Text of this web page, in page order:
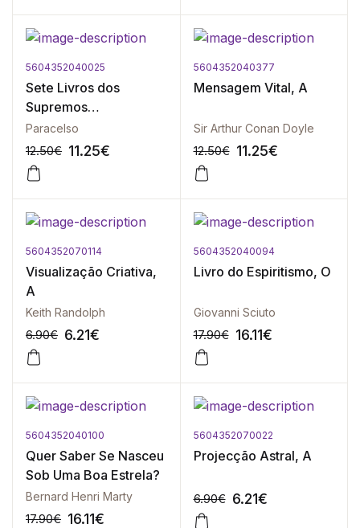
5604352040025
Sete Livros dos
Supremos
Ensinamentos
Mágicos, Os
Paracelso
12.50€ 11.25€
5604352040377
Mensagem Vital, A
Sir Arthur Conan Doyle
12.50€ 11.25€
5604352070114
Visualização Criativa,
A
Keith Randolph
6.90€ 6.21€
5604352040094
Livro do Espiritismo, O
Giovanni Sciuto
17.90€ 16.11€
5604352040100
Quer Saber Se Nasceu
Sob Uma Boa Estrela?
Bernard Henri Marty
17.90€ 16.11€
5604352070022
Projecção Astral, A
6.90€ 6.21€